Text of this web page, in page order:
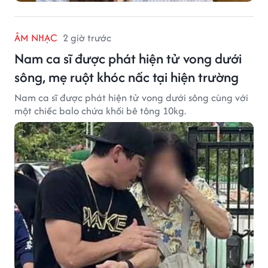
ÂM NHẠC 2 giờ trước
Nam ca sĩ được phát hiện tử vong dưới
sông, mẹ ruột khóc nấc tại hiện trường
Nam ca sĩ được phát hiện tử vong dưới sông cùng với
một chiếc balo chứa khối bê tông 10kg.